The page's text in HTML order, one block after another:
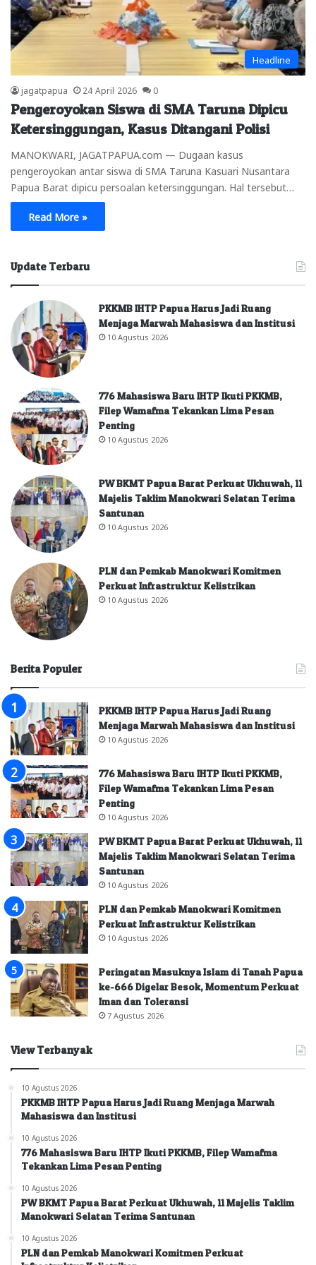
Headline
jagatpapua 24 April 2026 0
Pengeroyokan Siswa di SMA Taruna Dipicu
Ketersinggungan, Kasus Ditangani Polisi
MANOKWARI, JAGATPAPUA.com — Dugaan kasus
pengeroyokan antar siswa di SMA Taruna Kasuari Nusantara
Papua Barat dipicu persoalan ketersinggungan. Hal tersebut…
Read More »
Update Terbaru
PKKMB IHTP Papua Harus Jadi Ruang
Menjaga Marwah Mahasiswa dan Institusi
10 Agustus 2026
776 Mahasiswa Baru IHTP Ikuti PKKMB,
Filep Wamafma Tekankan Lima Pesan
Penting
10 Agustus 2026
PW BKMT Papua Barat Perkuat Ukhuwah, 11
Majelis Taklim Manokwari Selatan Terima
Santunan
10 Agustus 2026
PLN dan Pemkab Manokwari Komitmen
Perkuat Infrastruktur Kelistrikan
10 Agustus 2026
Berita Populer
PKKMB IHTP Papua Harus Jadi Ruang
Menjaga Marwah Mahasiswa dan Institusi
10 Agustus 2026
776 Mahasiswa Baru IHTP Ikuti PKKMB,
Filep Wamafma Tekankan Lima Pesan
Penting
10 Agustus 2026
PW BKMT Papua Barat Perkuat Ukhuwah, 11
Majelis Taklim Manokwari Selatan Terima
Santunan
10 Agustus 2026
PLN dan Pemkab Manokwari Komitmen
Perkuat Infrastruktur Kelistrikan
10 Agustus 2026
Peringatan Masuknya Islam di Tanah Papua
ke-666 Digelar Besok, Momentum Perkuat
Iman dan Toleransi
7 Agustus 2026
View Terbanyak
10 Agustus 2026
PKKMB IHTP Papua Harus Jadi Ruang Menjaga Marwah
Mahasiswa dan Institusi
10 Agustus 2026
776 Mahasiswa Baru IHTP Ikuti PKKMB, Filep Wamafma
Tekankan Lima Pesan Penting
10 Agustus 2026
PW BKMT Papua Barat Perkuat Ukhuwah, 11 Majelis Taklim
Manokwari Selatan Terima Santunan
10 Agustus 2026
PLN dan Pemkab Manokwari Komitmen Perkuat